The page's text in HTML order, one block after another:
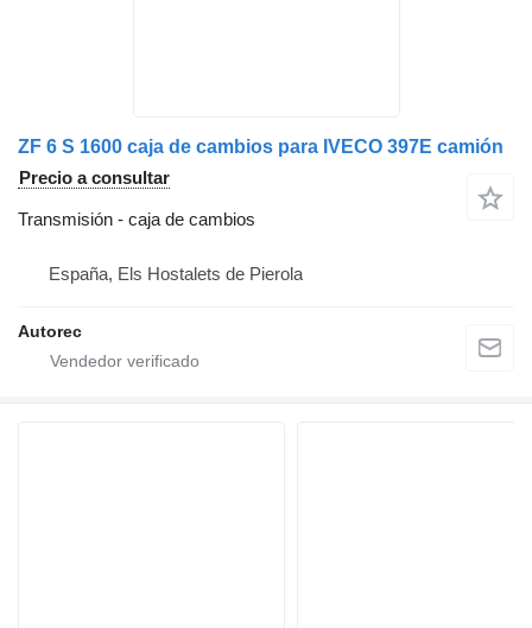
ZF 6 S 1600 caja de cambios para IVECO 397E camión
Precio a consultar
Transmisión - caja de cambios
España, Els Hostalets de Pierola
Autorec